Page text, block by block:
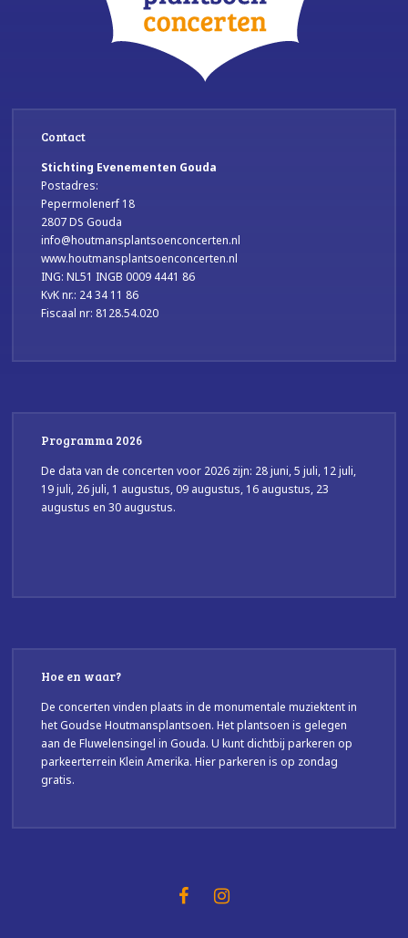
Contact
Stichting Evenementen Gouda
Postadres:
Pepermolenerf 18
2807 DS Gouda
info@houtmansplantsoenconcerten.nl
www.houtmansplantsoenconcerten.nl
ING: NL51 INGB 0009 4441 86
KvK nr.: 24 34 11 86
Fiscaal nr: 8128.54.020
Programma 2026
De data van de concerten voor 2026 zijn: 28 juni, 5 juli, 12 juli,
19 juli, 26 juli, 1 augustus, 09 augustus, 16 augustus, 23
augustus en 30 augustus.
Hoe en waar?
De concerten vinden plaats in de monumentale muziektent in
het Goudse Houtmansplantsoen. Het plantsoen is gelegen
aan de Fluwelensingel in Gouda. U kunt dichtbij parkeren op
parkeerterrein Klein Amerika. Hier parkeren is op zondag
gratis.